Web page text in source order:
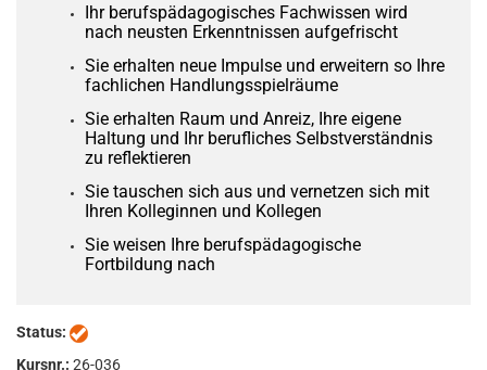
Ihr berufspädagogisches Fachwissen wird
nach neusten Erkenntnissen aufgefrischt
Sie erhalten neue Impulse und erweitern so Ihre
fachlichen Handlungsspielräume
Sie erhalten Raum und Anreiz, Ihre eigene
Haltung und Ihr berufliches Selbstverständnis
zu reflektieren
Sie tauschen sich aus und vernetzen sich mit
Ihren Kolleginnen und Kollegen
Sie weisen Ihre berufspädagogische
Fortbildung nach
Status:
Kursnr.: 26-036